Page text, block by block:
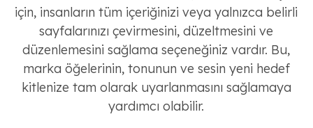
için, insanların tüm içeriğinizi veya yalnızca belirli
sayfalarınızı çevirmesini, düzeltmesini ve
düzenlemesini sağlama seçeneğiniz vardır. Bu,
marka öğelerinin, tonunun ve sesin yeni hedef
kitlenize tam olarak uyarlanmasını sağlamaya
yardımcı olabilir.